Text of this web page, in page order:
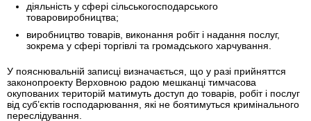
діяльність у сфері сільськогосподарського
товаровиробництва;
виробництво товарів, виконання робіт і надання послуг,
зокрема у сфері торгівлі та громадського харчування.
У пояснювальній записці визначається, що у разі прийняттся
законопроекту Верховною радою мешканці тимчасова
окупованих територій матимуть доступ до товарів, робіт і послуг
від суб’єктів господарювання, які не боятимуться кримінального
переслідування.